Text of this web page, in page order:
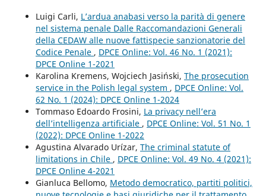
Luigi Carli, L’ardua anabasi verso la parità di genere
nel sistema penale Dalle Raccomandazioni Generali
della CEDAW alle nuove fattispecie sanzionatorie del
Codice Penale , DPCE Online: Vol. 46 No. 1 (2021):
DPCE Online 1-2021
Karolina Kremens, Wojciech Jasiński, The prosecution
service in the Polish legal system , DPCE Online: Vol.
62 No. 1 (2024): DPCE Online 1-2024
Tommaso Edoardo Frosini, La privacy nell’era
dell’intelligenza artificiale , DPCE Online: Vol. 51 No. 1
(2022): DPCE Online 1-2022
Agustina Alvarado Urízar, The criminal statute of
limitations in Chile , DPCE Online: Vol. 49 No. 4 (2021):
DPCE Online 4-2021
Gianluca Bellomo, Metodo democratico, partiti politici,